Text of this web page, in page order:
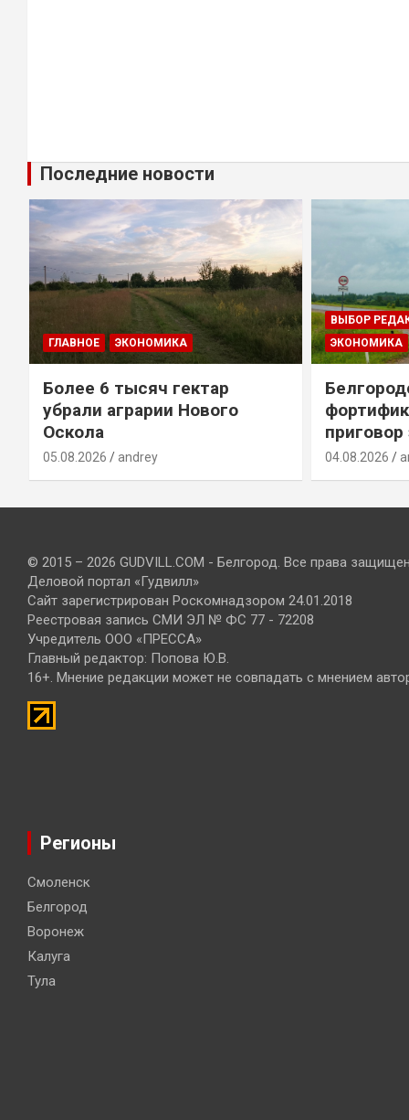
Последние новости
ГЛАВНОЕ ЭКОНОМИКА
Более 6 тысяч гектар
убрали аграрии Нового
Оскола
05.08.2026 andrey
ВЫБОР
ЭКОНОМИКА
04.08.2026
© 2015 – 2026 GUDVILL.COM - Белгород. Все права
Деловой портал «Гудвилл»
Сайт зарегистрирован Роскомнадзором 24.01.2018
Реестровая запись СМИ ЭЛ № ФС 77 - 72208
Учредитель ООО «ПРЕССА»
Главный редактор: Попова Ю.В.
16+. Мнение редакции может не совпадать с мнением
Регионы
Смоленск
Белгород
Воронеж
Калуга
Тула